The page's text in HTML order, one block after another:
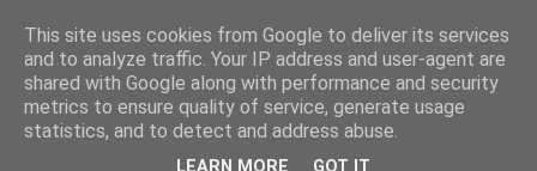
This site uses cookies from Google to deliver its services
and to analyze traffic. Your IP address and user-agent are
shared with Google along with performance and security
metrics to ensure quality of service, generate usage
statistics, and to detect and address abuse.